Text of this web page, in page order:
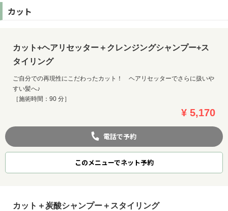
カット
カット+ヘアリセッター＋クレンジングシャンプー+ス
タイリング
ご自分での再現性にこだわったカット！ ヘアリセッターでさらに扱いや
すい髪へ♪
［施術時間：90 分］
¥ 5,170
電話で予約
このメニューでネット予約
カット＋炭酸シャンプー＋スタイリング